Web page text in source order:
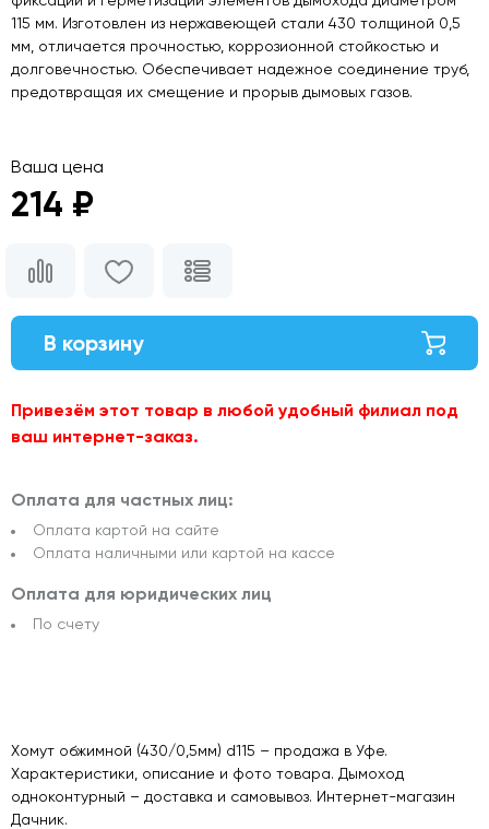
115 мм. Изготовлен из нержавеющей стали 430 толщиной 0,5
мм, отличается прочностью, коррозионной стойкостью и
долговечностью. Обеспечивает надежное соединение труб,
предотвращая их смещение и прорыв дымовых газов.
Ваша цена
214 ₽
В корзину
Привезём этот товар в любой удобный филиал под
ваш интернет-заказ.
Оплата для частных лиц:
Оплата картой на сайте
Оплата наличными или картой на кассе
Оплата для юридических лиц
По счету
Хомут обжимной (430/0,5мм) d115 – продажа в Уфе.
Характеристики, описание и фото товара. Дымоход
одноконтурный – доставка и самовывоз. Интернет-магазин
Дачник.